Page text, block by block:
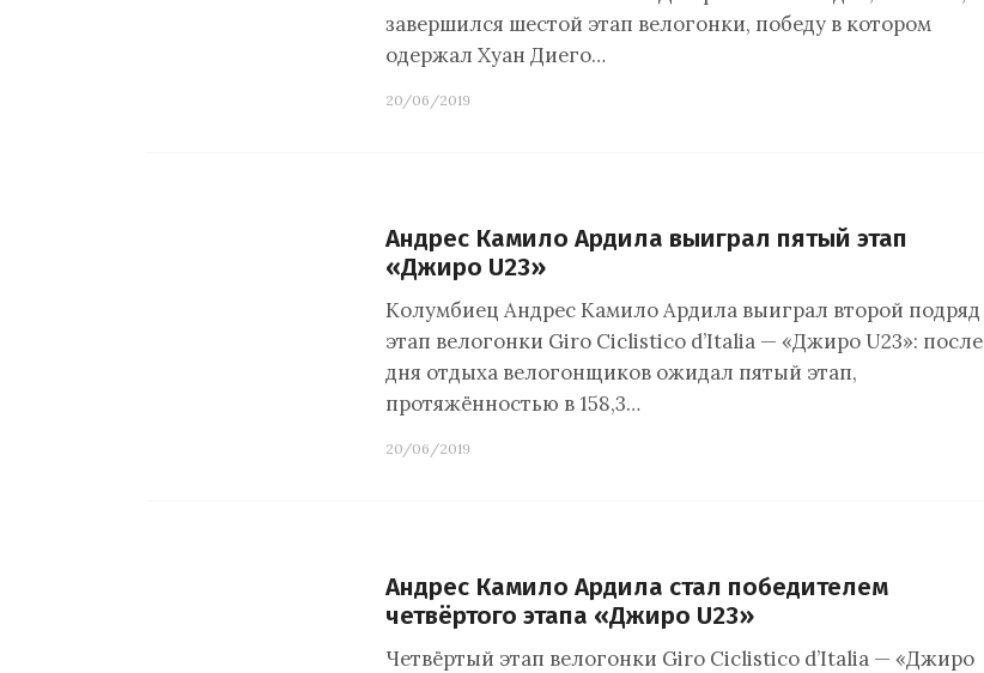
завершился шестой этап велогонки, победу в котором
одержал Хуан Диего…
20/06/2019
Андрес Камило Ардила выиграл пятый этап
«Джиро U23»
Колумбиец Андрес Камило Ардила выиграл второй подряд
этап велогонки Giro Ciclistico d’Italia — «Джиро U23»: после
дня отдыха велогонщиков ожидал пятый этап,
протяжённостью в 158,3…
20/06/2019
Андрес Камило Ардила стал победителем
четвёртого этапа «Джиро U23»
Четвёртый этап велогонки Giro Ciclistico d’Italia — «Джиро